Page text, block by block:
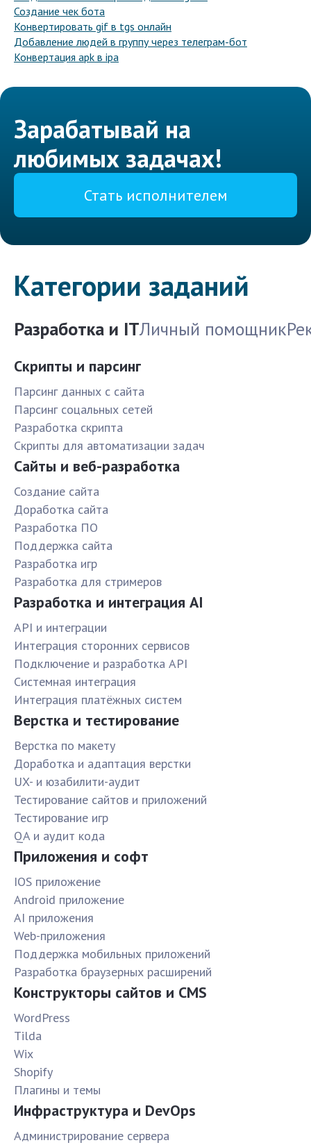
Создание чек бота
Конвертировать gif в tgs онлайн
Добавление людей в группу через телеграм-бот
Конвертация apk в ipa
Зарабатывай на
любимых задачах!
Стать исполнителем
Категории заданий
Разработка и ITЛичный помощник
Скрипты и парсинг
Парсинг данных с сайта
Парсинг соцальных сетей
Разработка скрипта
Скрипты для автоматизации задач
Сайты и веб-разработка
Создание сайта
Доработка сайта
Разработка ПО
Поддержка сайта
Разработка игр
Разработка для стримеров
Разработка и интеграция AI
API и интеграции
Интеграция сторонних сервисов
Подключение и разработка API
Системная интеграция
Интеграция платёжных систем
Верстка и тестирование
Верстка по макету
Доработка и адаптация верстки
UX- и юзабилити-аудит
Тестирование сайтов и приложений
Тестирование игр
QA и аудит кода
Приложения и софт
IOS приложение
Android приложение
AI приложения
Web-приложения
Поддержка мобильных приложений
Разработка браузерных расширений
Конструкторы сайтов и CMS
WordPress
Tilda
Wix
Shopify
Плагины и темы
Инфраструктура и DevOps
Администрирование сервера